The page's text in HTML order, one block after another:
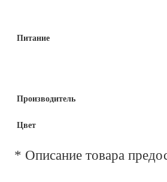
Питание
Производитель
Цвет
* Описание товара